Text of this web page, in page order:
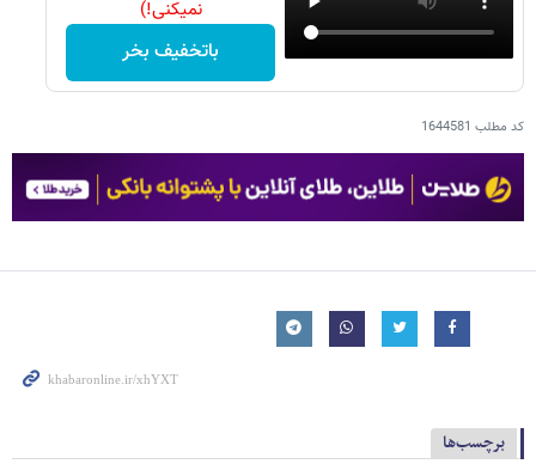
نمیکنی!)
باتخفیف بخر
کد مطلب 1644581
برچسب‌ها